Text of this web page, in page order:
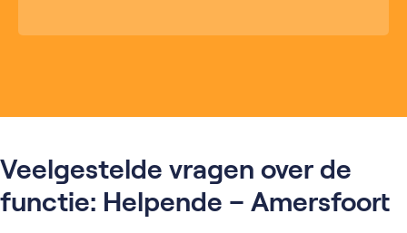
Veelgestelde vragen over de
functie: Helpende – Amersfoort